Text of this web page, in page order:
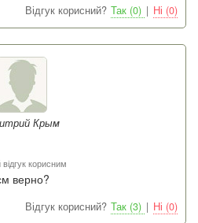
Відгук корисний? Так (0) | Ні (0)
Крым
корисним
верно?
Відгук корисний? Так (3) | Ні (0)